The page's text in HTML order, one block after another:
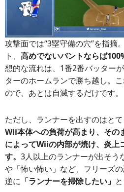
攻撃面では“3塁守備の穴”を指摘
ト、 高めでないバントならば
想的な流れは、1番2番バッター
ターのホームランで勝ち越し。
ので、あとは自滅するだけです。
ただし、ランナーを出すのはとて
Wii本体への負荷が高まり、その
によってWiiの内部が焼け、炎上
す。 3人以上のランナーが出そう
や「怖い怖い」など、フリーズの
逆に 「ランナーを掃除したい」